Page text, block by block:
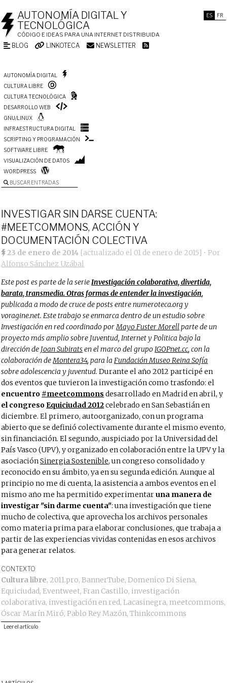
ES FR
AUTONOMÍA DIGITAL Y
TECNOLÓGICA
CÓDIGO E IDEAS PARA UNA INTERNET DISTRIBUIDA
BLOG LINKOTECA NEWSLETTER
AUTONOMÍA DIGITAL
CULTURA LIBRE
CULTURA TECNOLÓGICA
DESARROLLO WEB
GNU/LINUX
INFRAESTRUCTURA DIGITAL
SCRIPTING Y PROGRAMACIÓN
SOFTWARE LIBRE
VISUALIZACIÓN DE DATOS
WORDPRESS
BUSCAR ENTRADAS
INVESTIGAR SIN DARSE CUENTA:
#MEETCOMMONS, ACCIÓN Y
DOCUMENTACIÓN COLECTIVA
23 de enero de 2014 [actualizado el 01 de enero de 2015] • Por
Alfonso Sánchez Uzábal
Este post es parte de la serieInvestigación colaborativa, divertida,
barata, transmedia. Otras formas de entender la investigación,
publicada a modo de cruce de posts entre numeroteca.org y
voragine.net. Este trabajo se enmarca dentro de un estudio sobre
Investigación en red coordinado porMayo Fuster Morellparte de un
proyecto más amplio sobre Juventud, Internet y Politica bajo la
dirección de Joan Subiratsen el marco del grupoIGOPnet.cc, con la
colaboración deMontera34, para laFundación Museo Reina Sofía
sobre adolescencia y juventud. Durante el año 2012 participé en
dos eventos que tuvieron la investigación como trasfondo: el
encuentro #meetcommons desarrollado en Madrid en abril, y
el congresoEquiciudad 2012celebrado en San Sebastián en
diciembre. El primero, autoorganizado, con un programa
abierto que se definió colectivamente durante el mismo evento,
sin financiación. El segundo, auspiciado por la Universidad del
País Vasco (UPV), y organizado en colaboración entre la UPV y la
asociaciónSinergia Sostenible, un congreso consolidado y
reconocido en su ámbito, ya en su segunda edición. Aunque al
principio no me di cuenta, la asistencia a ambos eventos en el
mismo año me ha permitido experimentaruna manera de
investigar "sin darme cuenta": una investigación que tiene
mucho de colectiva, que aprovecha los archivos personales
como materia prima para elaborar conclusiones, que trabaja a
partir de las experiencias vividas contenidas en esos archivos
para generar relatos.
CONTEXTO
Cultura libre,2011.pro,BannerTube,Domenico Di Siena,
Equiciudad,Eventweet,Fran Castillo, investigación
colaborativa, investigación en red, Lacasinegra, meetcommons,
Óscar Marín Miró,Pablo Rey Mazón,Thinkcommons
Leer el artículo